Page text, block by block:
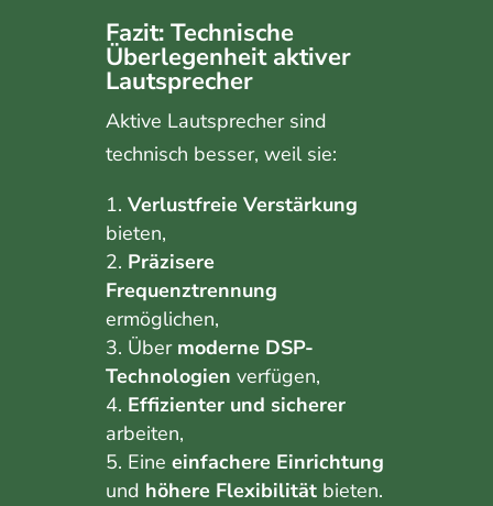
Fazit: Technische
Überlegenheit aktiver
Lautsprecher
Aktive Lautsprecher sind
technisch besser, weil sie:
Verlustfreie Verstärkung
bieten,
Präzisere
Frequenztrennung
ermöglichen,
Über moderne DSP-
Technologien verfügen,
Effizienter und sicherer
arbeiten,
Eineeinfachere Einrichtung
und höhere Flexibilität bieten.